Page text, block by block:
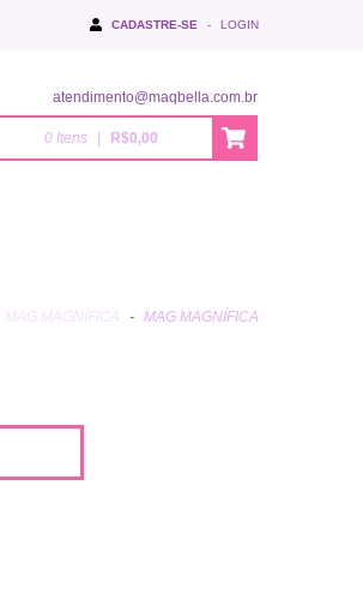
CADASTRE-SE - LOGIN
atendimento@maqbella.com.br
0Itens R$0,00
MAG MAGNÍFICA - MAG MAGNÍFICA